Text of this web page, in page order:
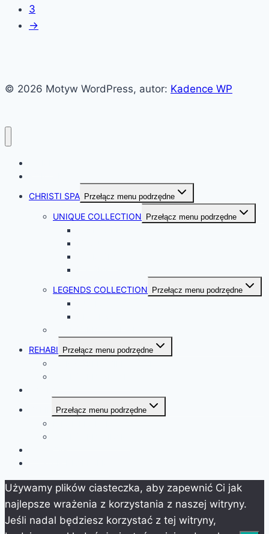
3
→
© 2026 Motyw WordPress, autor: Kadence WP
CHRISTI SPA Przełącz menu podrzędne
UNIQUE COLLECTION Przełącz menu podrzędne
LEGENDS COLLECTION
Przełącz menu podrzędne
REHABI
Przełącz menu podrzędne
Przełącz menu podrzędne
Używamy plików ciasteczka, aby zapewnić Ci jak
najlepsze wrażenia z korzystania z naszej witryny.
Jeśli nadal będziesz korzystać z tej witryny,